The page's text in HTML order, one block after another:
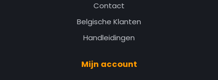
Contact
Belgische Klanten
Handleidingen
Mijn account